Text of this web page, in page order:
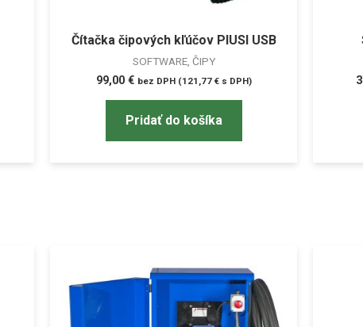
Čítačka čipových kľúčov PIUSI USB
SOFTWARE, ČIPY
99,00 € bez DPH (121,77 €s DPH)
Pridať do košíka